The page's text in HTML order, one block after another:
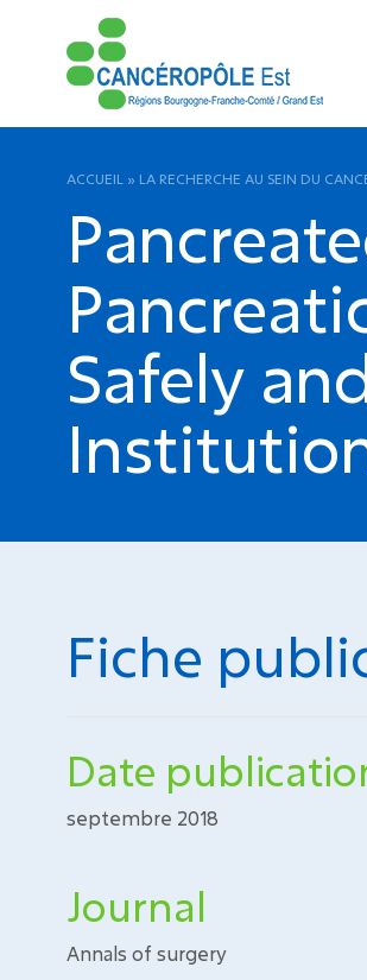
ACCUEIL » LA RECHERCHE AU SEIN DU
Safely
Fiche
Date
septembre 2018
Journal
Annals of surgery